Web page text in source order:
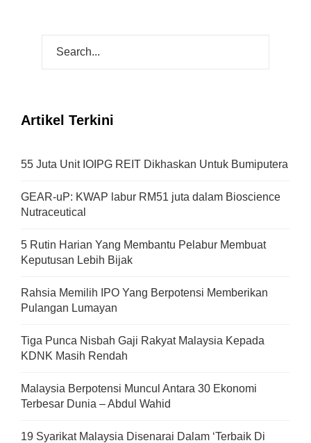
Artikel Terkini
55 Juta Unit IOIPG REIT Dikhaskan Untuk Bumiputera
GEAR-uP: KWAP labur RM51 juta dalam Bioscience
Nutraceutical
5 Rutin Harian Yang Membantu Pelabur Membuat
Keputusan Lebih Bijak
Rahsia Memilih IPO Yang Berpotensi Memberikan
Pulangan Lumayan
Tiga Punca Nisbah Gaji Rakyat Malaysia Kepada
KDNK Masih Rendah
Malaysia Berpotensi Muncul Antara 30 Ekonomi
Terbesar Dunia – Abdul Wahid
19 Syarikat Malaysia Disenarai Dalam ‘Terbaik Di